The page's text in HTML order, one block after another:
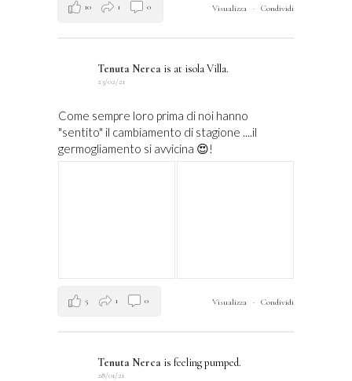
Visualizza · Condividi
10 1 0
Tenuta Nerca is at isola Villa.
23/02/21
Come sempre loro prima di noi hanno
"sentito" il cambiamento di stagione ....il
germogliamento si avvicina 😍!
Visualizza · Condividi
5 1 0
Tenuta Nerca is feeling pumped.
28/01/21